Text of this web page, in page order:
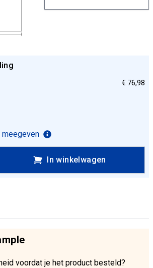
€ 76,98
In winkelwagen
voordat je het product besteld?